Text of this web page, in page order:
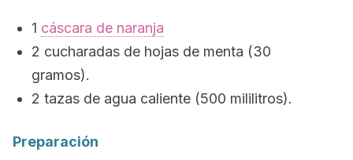
1 cáscara de naranja
2 cucharadas de hojas de menta (30
gramos).
2 tazas de agua caliente (500 mililitros).
Preparación